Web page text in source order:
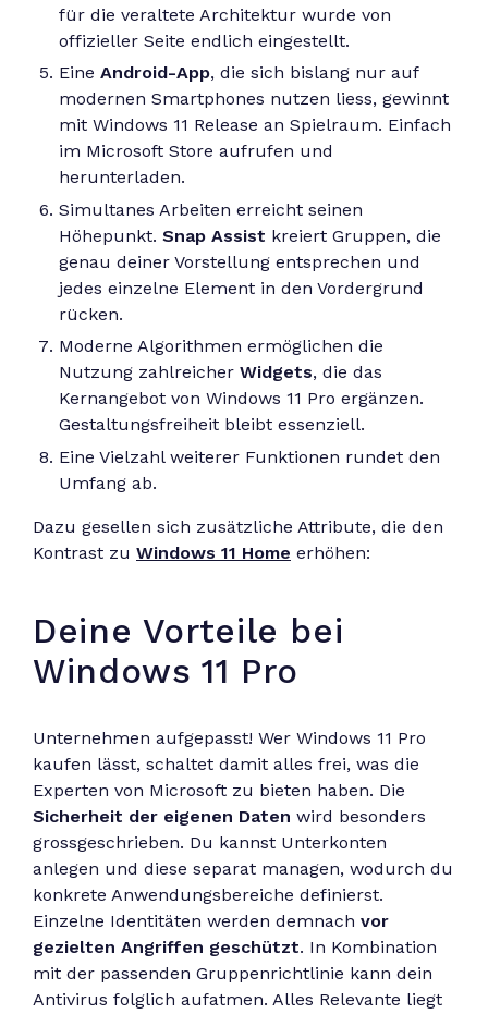
für die veraltete Architektur wurde von
offizieller Seite endlich eingestellt.
Eine Android-App, die sich bislang nur auf
modernen Smartphones nutzen liess, gewinnt
mit Windows 11 Release an Spielraum. Einfach
im Microsoft Store aufrufen und
herunterladen.
Simultanes Arbeiten erreicht seinen
Höhepunkt. Snap Assist kreiert Gruppen, die
genau deiner Vorstellung entsprechen und
jedes einzelne Element in den Vordergrund
rücken.
Moderne Algorithmen ermöglichen die
Nutzung zahlreicher Widgets, die das
Kernangebot von Windows 11 Pro ergänzen.
Gestaltungsfreiheit bleibt essenziell.
Eine Vielzahl weiterer Funktionen rundet den
Umfang ab.
Dazu gesellen sich zusätzliche Attribute, die den
Kontrast zu Windows 11 Home erhöhen:
Deine Vorteile bei
Windows 11 Pro
Unternehmen aufgepasst! Wer Windows 11 Pro
kaufen lässt, schaltet damit alles frei, was die
Experten von Microsoft zu bieten haben. Die
Sicherheit der eigenen Daten wird besonders
grossgeschrieben. Du kannst Unterkonten
anlegen und diese separat managen, wodurch du
konkrete Anwendungsbereiche definierst.
Einzelne Identitäten werden demnach vor
gezielten Angriffen geschützt. In Kombination
mit der passenden Gruppenrichtlinie kann dein
Antivirus folglich aufatmen. Alles Relevante liegt